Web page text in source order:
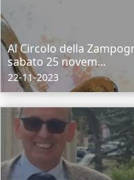
Al Circolo della
sabato 25 novem...
22-11-2023